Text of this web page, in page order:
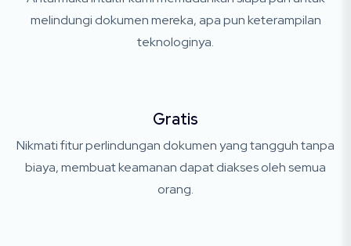
melindungi dokumen mereka, apa pun keterampilan
teknologinya.
Gratis
Nikmati fitur perlindungan dokumen yang tangguh tanpa
biaya, membuat keamanan dapat diakses oleh semua
orang.